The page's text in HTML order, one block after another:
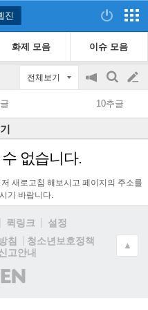
진
화제 모음 이슈 모음
전체보기
공
지
on/off
검
색
글
쓰
기
10추글
없습니다.
새로고침 해보시고 페이지의 주소를
기 바랍니다.
퀵링크
설정
침
청소년보호정책
고안내
)
▲